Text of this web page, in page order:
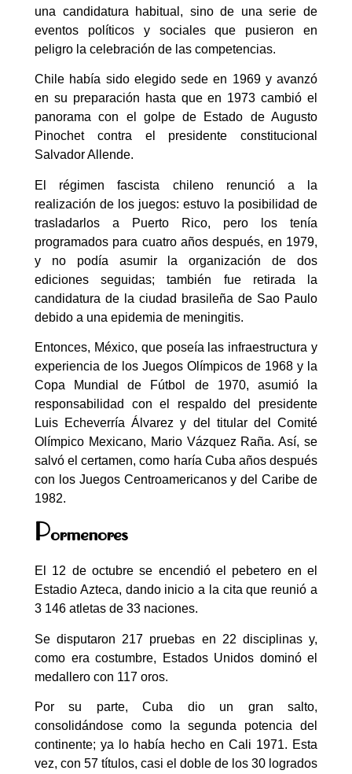
una candidatura habitual, sino de una serie de
eventos políticos y sociales que pusieron en
peligro la celebración de las competencias.
Chile había sido elegido sede en 1969 y avanzó
en su preparación hasta que en 1973 cambió el
panorama con el golpe de Estado de Augusto
Pinochet contra el presidente constitucional
Salvador Allende.
El régimen fascista chileno renunció a la
realización de los juegos: estuvo la posibilidad de
trasladarlos a Puerto Rico, pero los tenía
programados para cuatro años después, en 1979,
y no podía asumir la organización de dos
ediciones seguidas; también fue retirada la
candidatura de la ciudad brasileña de Sao Paulo
debido a una epidemia de meningitis.
Entonces, México, que poseía las infraestructura y
experiencia de los Juegos Olímpicos de 1968 y la
Copa Mundial de Fútbol de 1970, asumió la
responsabilidad con el respaldo del presidente
Luis Echeverría Álvarez y del titular del Comité
Olímpico Mexicano, Mario Vázquez Raña. Así, se
salvó el certamen, como haría Cuba años después
con los Juegos Centroamericanos y del Caribe de
1982.
Pormenores
El 12 de octubre se encendió el pebetero en el
Estadio Azteca, dando inicio a la cita que reunió a
3 146 atletas de 33 naciones.
Se disputaron 217 pruebas en 22 disciplinas y,
como era costumbre, Estados Unidos dominó el
medallero con 117 oros.
Por su parte, Cuba dio un gran salto,
consolidándose como la segunda potencia del
continente; ya lo había hecho en Cali 1971. Esta
vez, con 57 títulos, casi el doble de los 30 logrados